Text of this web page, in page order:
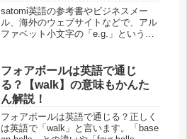
satomi英語の参考書やビジネスメー
ル、海外のウェブサイトなどで、アル
ファベット小文字の「e.g.」という表
読み方、具体的な使い方まではよく分
からないという方も多いのでは...
フォアボールは英語で通じ
る？【walk】の意味もかんた
ん解説！
フォアボールは英語で通じる？正しく
は英語で「walk」と言います。「base